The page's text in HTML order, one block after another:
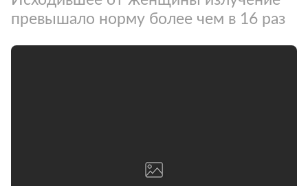
превышало норму более чем в 16 раз